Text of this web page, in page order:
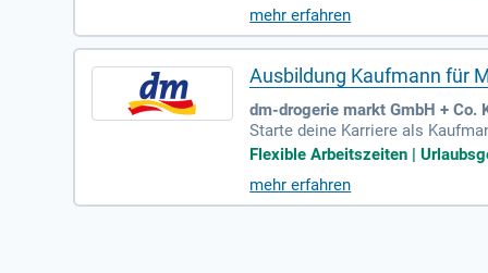
mehr erfahren
Ausbildung Kaufmann für
dm-drogerie markt GmbH + Co.
Starte deine Karriere als
n Ausbildungsberuf lernst du,
n- und Marktanalysen durch,
näle abgestimmt sind, gehört
keiten informiert ist. Werde Teil
Flexible Arbeitszeiten |
mehr erfahren